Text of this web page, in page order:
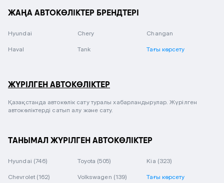
ЖАҢА АВТОКӨЛІКТЕР БРЕНДТЕРІ
Hyundai Chery Changan
Haval Tank Тағы көрсету
ЖҮРІЛГЕН АВТОКӨЛІКТЕР
Қазақстанда автокөлік сату туралы хабарландырулар. Жүрілген
автокөліктерді сатып алу және сату.
ТАНЫМАЛ ЖҮРІЛГЕН АВТОКӨЛІКТЕР
Hyundai (746) Toyota (505) Kia (323)
Chevrolet (162) Volkswagen (139) Тағы көрсету